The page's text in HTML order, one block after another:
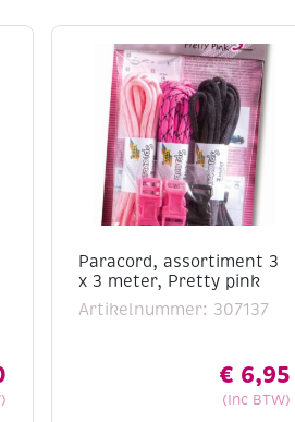
Paracord, assortiment 3
x 3 meter, Pretty pink
Artikelnummer: 307137
€ 6,95
(Inc BTW)